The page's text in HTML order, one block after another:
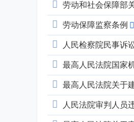
劳动和社会保障部
劳动保障监察条例
人民检察院民事诉
最高人民法院国家
最高人民法院关于
人民法院审判人员